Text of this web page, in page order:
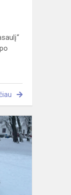
Žiemos
linksmybės